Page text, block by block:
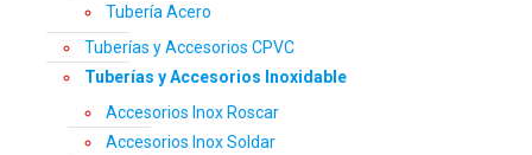
Tubería Acero
Tuberías y Accesorios CPVC
Tuberías y Accesorios Inoxidable
Accesorios Inox Roscar
Accesorios Inox Soldar